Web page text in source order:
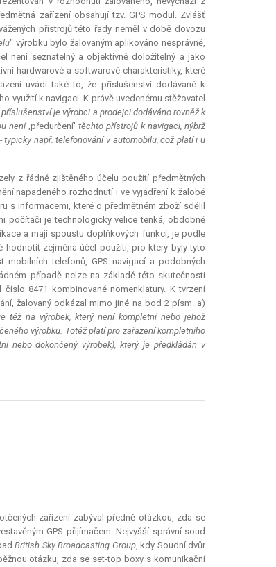
zařízení obsahují tzv. GPS modul. Zvlášť
přístrojů této řady neměl v době dovozu
" výrobku bylo žalovaným aplikováno nesprávně,
není seznatelný a objektivně doložitelný a jako
hardwarové a softwarové charakteristiky, které
uvádí také to, že příslušenství dodávané k
využití k navigaci. K právě uvedenému stěžovatel
je výrobci a prodejci dodáváno rovněž k
není,předurčení'těchto přístrojů k navigaci, nýbrž
např. telefonování v automobilu, což platí i u
z řádně zjištěného účelu použití předmětných
napadeného rozhodnutí i ve vyjádření k žalobě
s informacemi, které o předmětném zboží sdělil
počítači je technologicky velice tenká, obdobně
a mají spoustu doplňkových funkcí, je podle
hodnotit zejména účel použití, pro který byly tyto
telefonů, GPS navigací a podobných
případě nelze na základě této skutečnosti
8471 kombinované nomenklatury. K tvrzení
žalovaný odkázal mimo jiné na bod 2 písm. a)
též na výrobek, který není kompletní nebo jehož
výrobku. Totéž platí pro zařazení kompletního
nebo dokončený výrobek), který je předkládán v
zařízení zabýval předně otázkou, zda se
GPS přijímačem. Nejvyšší správní soud
British Sky Broadcasting Group, kdy Soudní dvůr
otázku, zda se set-top boxy s komunikační